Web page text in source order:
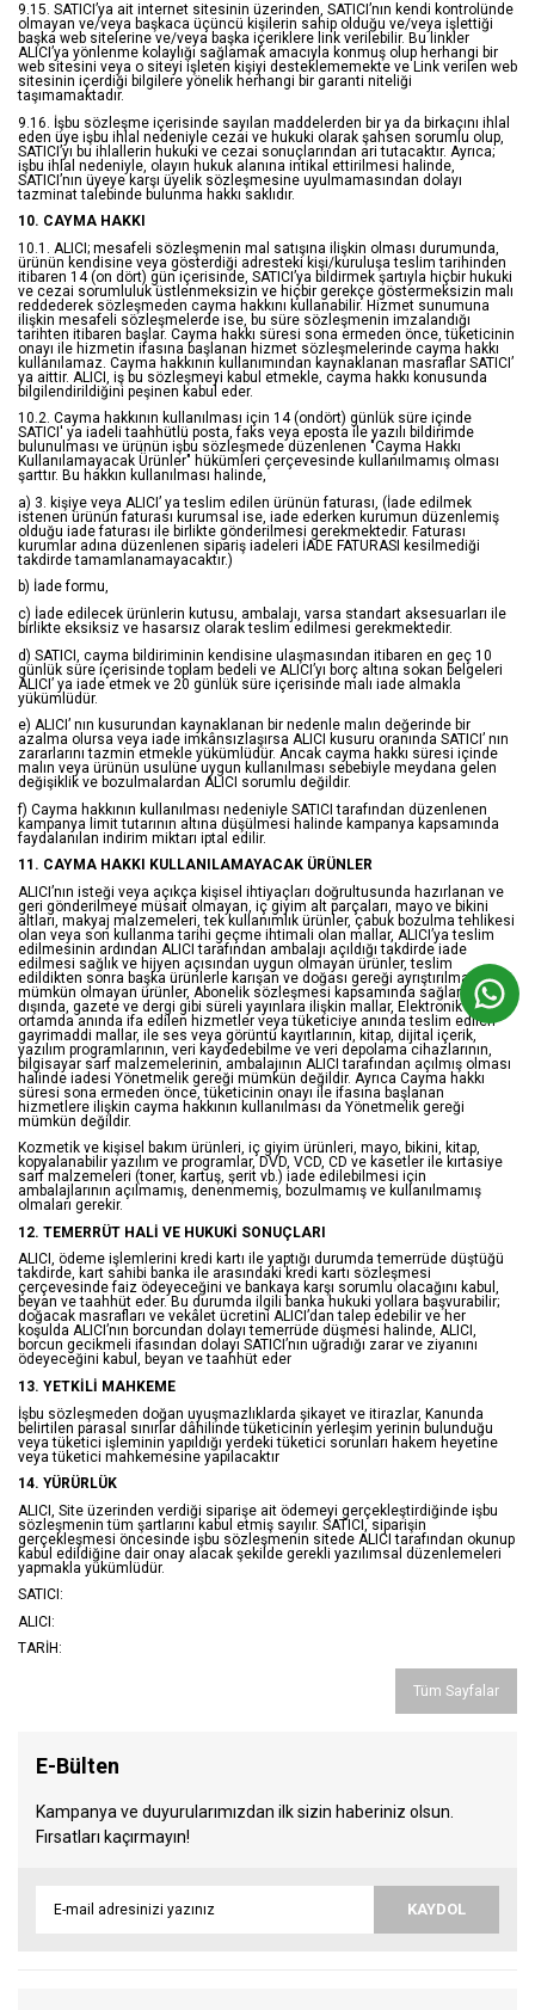
9.15. SATICI’ya ait internet sitesinin üzerinden, SATICI’nın kendi kontrolünde
olmayan ve/veya başkaca üçüncü kişilerin sahip olduğu ve/veya işlettiği
başka web sitelerine ve/veya başka içeriklere link verilebilir. Bu linkler
ALICI’ya yönlenme kolaylığı sağlamak amacıyla konmuş olup herhangi bir
web sitesini veya o siteyi işleten kişiyi desteklememekte ve Link verilen web
sitesinin içerdiği bilgilere yönelik herhangi bir garanti niteliği
taşımamaktadır.
9.16. İşbu sözleşme içerisinde sayılan maddelerden bir ya da birkaçını ihlal
eden üye işbu ihlal nedeniyle cezai ve hukuki olarak şahsen sorumlu olup,
SATICI’yı bu ihlallerin hukuki ve cezai sonuçlarından ari tutacaktır. Ayrıca;
işbu ihlal nedeniyle, olayın hukuk alanına intikal ettirilmesi halinde,
SATICI’nın üyeye karşı üyelik sözleşmesine uyulmamasından dolayı
tazminat talebinde bulunma hakkı saklıdır.
10. CAYMA HAKKI
10.1. ALICI; mesafeli sözleşmenin mal satışına ilişkin olması durumunda,
ürünün kendisine veya gösterdiği adresteki kişi/kuruluşa teslim tarihinden
itibaren 14 (on dört) gün içerisinde, SATICI’ya bildirmek şartıyla hiçbir hukuki
ve cezai sorumluluk üstlenmeksizin ve hiçbir gerekçe göstermeksizin malı
reddederek sözleşmeden cayma hakkını kullanabilir. Hizmet sunumuna
ilişkin mesafeli sözleşmelerde ise, bu süre sözleşmenin imzalandığı
tarihten itibaren başlar. Cayma hakkı süresi sona ermeden önce, tüketicinin
onayı ile hizmetin ifasına başlanan hizmet sözleşmelerinde cayma hakkı
kullanılamaz. Cayma hakkının kullanımından kaynaklanan masraflar SATICI’
ya aittir. ALICI, iş bu sözleşmeyi kabul etmekle, cayma hakkı konusunda
bilgilendirildiğini peşinen kabul eder.
10.2. Cayma hakkının kullanılması için 14 (ondört) günlük süre içinde
SATICI' ya iadeli taahhütlü posta, faks veya eposta ile yazılı bildirimde
bulunulması ve ürünün işbu sözleşmede düzenlenen "Cayma Hakkı
Kullanılamayacak Ürünler" hükümleri çerçevesinde kullanılmamış olması
şarttır. Bu hakkın kullanılması halinde,
a) 3. kişiye veya ALICI’ ya teslim edilen ürünün faturası, (İade edilmek
istenen ürünün faturası kurumsal ise, iade ederken kurumun düzenlemiş
olduğu iade faturası ile birlikte gönderilmesi gerekmektedir. Faturası
kurumlar adına düzenlenen sipariş iadeleri İADE FATURASI kesilmediği
takdirde tamamlanamayacaktır.)
b) İade formu,
c) İade edilecek ürünlerin kutusu, ambalajı, varsa standart aksesuarları ile
birlikte eksiksiz ve hasarsız olarak teslim edilmesi gerekmektedir.
d) SATICI, cayma bildiriminin kendisine ulaşmasından itibaren en geç 10
günlük süre içerisinde toplam bedeli ve ALICI’yı borç altına sokan belgeleri
ALICI’ ya iade etmek ve 20 günlük süre içerisinde malı iade almakla
yükümlüdür.
e) ALICI’ nın kusurundan kaynaklanan bir nedenle malın değerinde bir
azalma olursa veya iade imkânsızlaşırsa ALICI kusuru oranında SATICI’ nın
zararlarını tazmin etmekle yükümlüdür. Ancak cayma hakkı süresi içinde
malın veya ürünün usulüne uygun kullanılması sebebiyle meydana gelen
değişiklik ve bozulmalardan ALICI sorumlu değildir.
f) Cayma hakkının kullanılması nedeniyle SATICI tarafından düzenlenen
kampanya limit tutarının altına düşülmesi halinde kampanya kapsamında
faydalanılan indirim miktarı iptal edilir.
11. CAYMA HAKKI KULLANILAMAYACAK ÜRÜNLER
ALICI’nın isteği veya açıkça kişisel ihtiyaçları doğrultusunda hazırlanan ve
geri gönderilmeye müsait olmayan, iç giyim alt parçaları, mayo ve bikini
altları, makyaj malzemeleri, tek kullanımlık ürünler, çabuk bozulma tehlikesi
olan veya son kullanma tarihi geçme ihtimali olan mallar, ALICI’ya teslim
edilmesinin ardından ALICI tarafından ambalajı açıldığı takdirde iade
edilmesi sağlık ve hijyen açısından uygun olmayan ürünler, teslim
edildikten sonra başka ürünlerle karışan ve doğası gereği ayrıştırılması
mümkün olmayan ürünler, Abonelik sözleşmesi kapsamında sağlananlar
dışında, gazete ve dergi gibi süreli yayınlara ilişkin mallar, Elektronik
ortamda anında ifa edilen hizmetler veya tüketiciye anında teslim edilen
gayrimaddi mallar, ile ses veya görüntü kayıtlarının, kitap, dijital içerik,
yazılım programlarının, veri kaydedebilme ve veri depolama cihazlarının,
bilgisayar sarf malzemelerinin, ambalajının ALICI tarafından açılmış olması
halinde iadesi Yönetmelik gereği mümkün değildir. Ayrıca Cayma hakkı
süresi sona ermeden önce, tüketicinin onayı ile ifasına başlanan
hizmetlere ilişkin cayma hakkının kullanılması da Yönetmelik gereği
mümkün değildir.
Kozmetik ve kişisel bakım ürünleri, iç giyim ürünleri, mayo, bikini, kitap,
kopyalanabilir yazılım ve programlar, DVD, VCD, CD ve kasetler ile kırtasiye
sarf malzemeleri (toner, kartuş, şerit vb.) iade edilebilmesi için
ambalajlarının açılmamış, denenmemiş, bozulmamış ve kullanılmamış
olmaları gerekir.
12. TEMERRÜT HALİ VE HUKUKİ SONUÇLARI
ALICI, ödeme işlemlerini kredi kartı ile yaptığı durumda temerrüde düştüğü
takdirde, kart sahibi banka ile arasındaki kredi kartı sözleşmesi
çerçevesinde faiz ödeyeceğini ve bankaya karşı sorumlu olacağını kabul,
beyan ve taahhüt eder. Bu durumda ilgili banka hukuki yollara başvurabilir;
doğacak masrafları ve vekâlet ücretini ALICI’dan talep edebilir ve her
koşulda ALICI’nın borcundan dolayı temerrüde düşmesi halinde, ALICI,
borcun gecikmeli ifasından dolayı SATICI’nın uğradığı zarar ve ziyanını
ödeyeceğini kabul, beyan ve taahhüt eder
13. YETKİLİ MAHKEME
İşbu sözleşmeden doğan uyuşmazlıklarda şikayet ve itirazlar, Kanunda
belirtilen parasal sınırlar dâhilinde tüketicinin yerleşim yerinin bulunduğu
veya tüketici işleminin yapıldığı yerdeki tüketici sorunları hakem heyetine
veya tüketici mahkemesine yapılacaktır
14. YÜRÜRLÜK
ALICI, Site üzerinden verdiği siparişe ait ödemeyi gerçekleştirdiğinde işbu
sözleşmenin tüm şartlarını kabul etmiş sayılır. SATICI, siparişin
gerçekleşmesi öncesinde işbu sözleşmenin sitede ALICI tarafından okunup
kabul edildiğine dair onay alacak şekilde gerekli yazılımsal düzenlemeleri
yapmakla yükümlüdür.
SATICI:
ALICI:
TARİH:
Tüm Sayfalar
E-Bülten
Kampanya ve duyurularımızdan ilk sizin haberiniz olsun.
Fırsatları kaçırmayın!
KAYDOL